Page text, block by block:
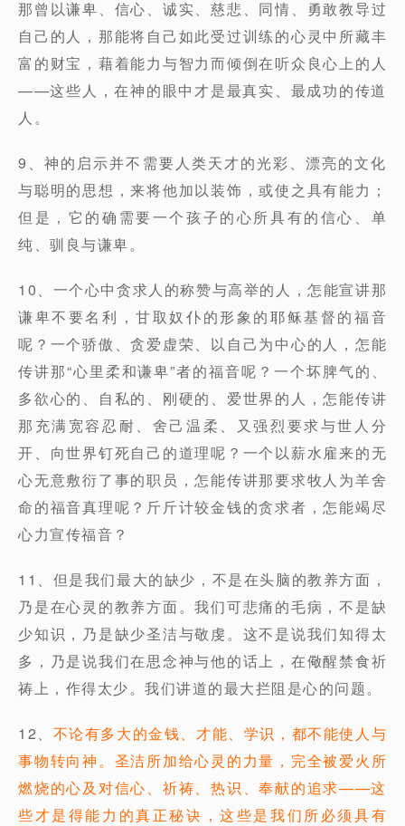
那曾以谦卑、信心、诚实、慈悲、同情、勇敢教导过
自己的人，那能将自己如此受过训练的心灵中所藏丰
富的财宝，藉着能力与智力而倾倒在听众良心上的人
——这些人，在神的眼中才是最真实、最成功的传道
人。
9、神的启示并不需要人类天才的光彩、漂亮的文化
与聪明的思想，来将他加以装饰，或使之具有能力；
但是，它的确需要一个孩子的心所具有的信心、单
纯、驯良与谦卑。
10、一个心中贪求人的称赞与高举的人，怎能宣讲那
谦卑不要名利，甘取奴仆的形象的耶稣基督的福音
呢？一个骄傲、贪爱虚荣、以自己为中心的人，怎能
传讲那“心里柔和谦卑”者的福音呢？一个坏脾气的、
多欲心的、自私的、刚硬的、爱世界的人，怎能传讲
那充满宽容忍耐、舍己温柔、又强烈要求与世人分
开、向世界钉死自己的道理呢？一个以薪水雇来的无
心无意敷衍了事的职员，怎能传讲那要求牧人为羊舍
命的福音真理呢？斤斤计较金钱的贪求者，怎能竭尽
心力宣传福音？
11、但是我们最大的缺少，不是在头脑的教养方面，
乃是在心灵的教养方面。我们可悲痛的毛病，不是缺
少知识，乃是缺少圣洁与敬虔。这不是说我们知得太
多，乃是说我们在思念神与他的话上，在儆醒禁食祈
祷上，作得太少。我们讲道的最大拦阻是心的问题。
12、 不论有多大的金钱、才能、学识，都不能使人与
事物转向神。圣洁所加给心灵的力量，完全被爱火所
燃烧的心及对信心、祈祷、热识、奉献的追求——这
些才是得能力的真正秘诀，这些是我们所必须具有